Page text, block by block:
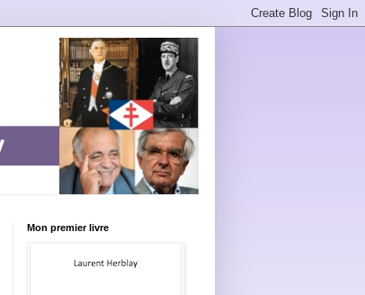
Mon premier livre